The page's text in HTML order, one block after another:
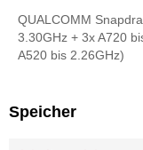
QUALCOMM
3.30GHz + 3x A720
A520 bis 2.26GHz)
Speicher